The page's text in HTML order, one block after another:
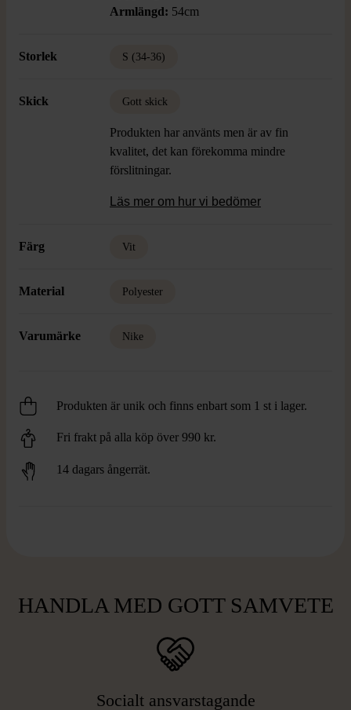
Armlängd: 54cm
Storlek S (34-36)
Skick Gott skick
Produkten har använts men är av fin
kvalitet, det kan förekomma mindre
förslitningar.
Läs mer om hur vi bedömer
Färg Vit
Material Polyester
Varumärke Nike
Produkten är unik och finns enbart som 1 st i lager.
Fri frakt på alla köp över 990 kr.
14 dagars ångerrät.
HANDLA MED GOTT SAMVETE
Socialt ansvarstagande